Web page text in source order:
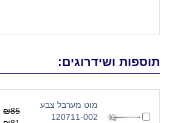
תוספות ושידרוגים:
מוט מערבל צבע
120711-002
₪85